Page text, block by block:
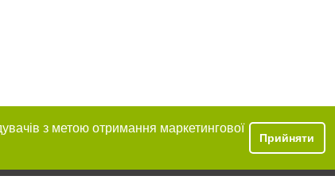
з метою отримання маркетингової
Прийняти